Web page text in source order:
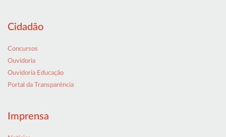
Cidadão
Concursos
Ouvidoria
Ouvidoria Educação
Portal da Transparência
Imprensa